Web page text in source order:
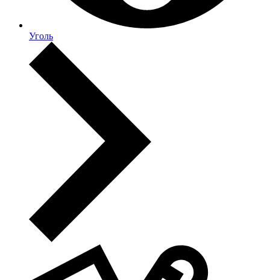
Уголь